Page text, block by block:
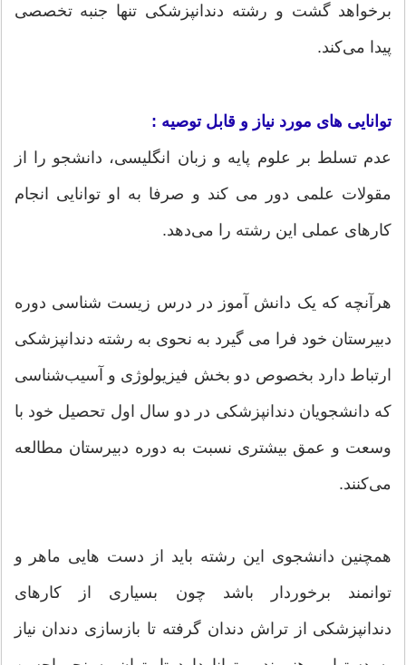
برخواهد گشت و رشته دندانپزشکی تنها جنبه تخصصی
پیدا می‌کند.
توانایی های مورد نیاز و قابل توصیه :
عدم تسلط بر علوم پایه و زبان انگلیسی، دانشجو را از
مقولات علمی دور می کند و صرفا به او توانایی انجام
کارهای عملی این رشته را می‌دهد.
هرآنچه که یک دانش آموز در درس زیست شناسی دوره
دبیرستان خود فرا می گیرد به نحوی به رشته دندانپزشکی
ارتباط دارد بخصوص دو بخش فیزیولوژی و آسیب‌شناسی
که دانشجویان دندانپزشکی در دو سال اول تحصیل خود با
وسعت و عمق بیشتری نسبت به دوره دبیرستان مطالعه
می‌کنند.
همچنین دانشجوی این رشته باید از دست هایی ماهر و
توانمند برخوردار باشد چون بسیاری از کارهای
دندانپزشکی از تراش دندان گرفته تا بازسازی دندان نیاز